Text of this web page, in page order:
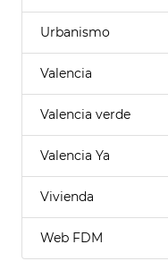
Urbanismo
Valencia
Valencia verde
Valencia Ya
Vivienda
Web FDM